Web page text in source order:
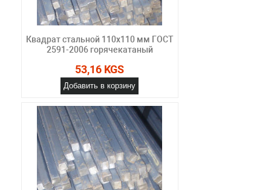
Квадрат стальной 110x110 мм ГОСТ
2591-2006 горячекатаный
53,16 KGS
Добавить в корзину